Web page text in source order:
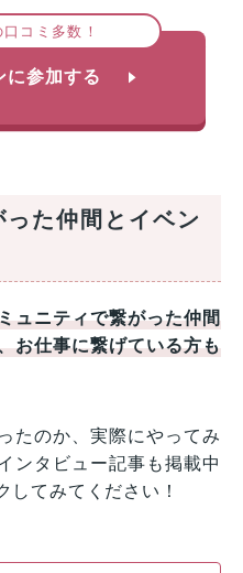
コミ多数！
に参加する
た仲間とイベン
ュニティで繋がった仲間
お仕事に繋げている方も
たのか、実際にやってみ
ンタビュー記事も掲載中
してみてください！